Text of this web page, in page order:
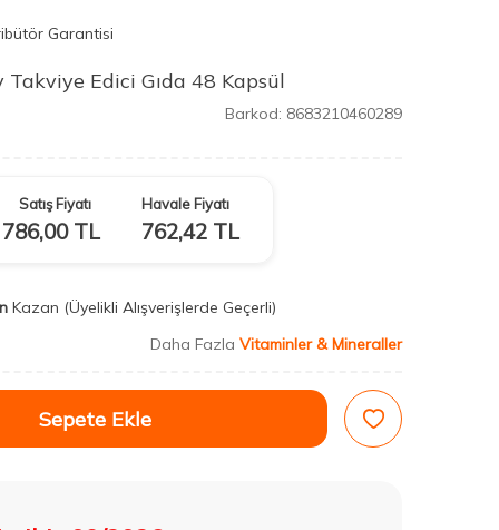
Garantisi
Edici Gıda 48 Kapsül
Barkod: 8683210460289
Satış Fiyatı
786,00TL
Havale Fiyatı
762,42 TL
Kazan (Üyelikli Alışverişlerde Geçerli)
Daha Fazla Vitaminler & Mineraller
Sepete Ekle